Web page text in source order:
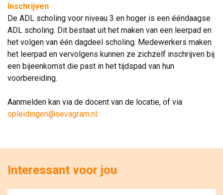
Inschrijven
De ADL scholing voor niveau 3 en hoger is een ééndaagse
ADL scholing. Dit bestaat uit het maken van een leerpad en
het volgen van één dagdeel scholing. Medewerkers maken
het leerpad en vervolgens kunnen ze zichzelf inschrijven bij
een bijeenkomst die past in het tijdspad van hun
voorbereiding.
Aanmelden kan via de docent van de locatie, of via
opleidingen@sevagram.nl.
Interessant voor jou